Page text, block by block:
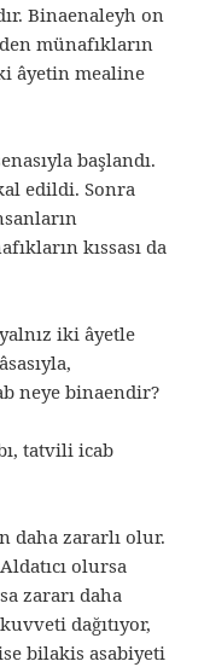
Binaenaleyh on
münafıkların
âyetin mealine
başlandı.
edildi. Sonra
kıssası da
iki âyetle
neye binaendir?
tatvili icab
daha zararlı olur.
olursa
zararı daha
dağıtıyor,
bilakis asabiyeti